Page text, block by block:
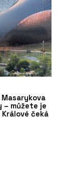
– můžete je
čeká